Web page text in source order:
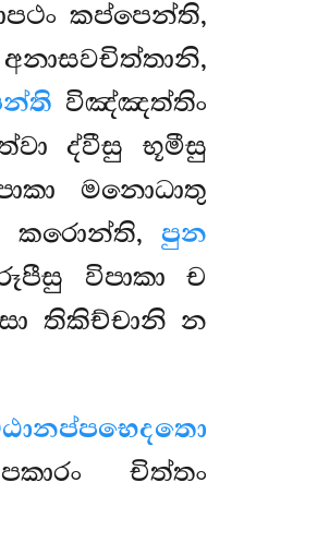
කප්පෙන්ති,
අනාසවචිත්තානි,
විඤ්ඤත්තිං
ද්වීසු භූමීසු
මනොධාතු
කරොන්ති,පුන
විපාකා ච
තිකිච්චානි න
චිත්තං